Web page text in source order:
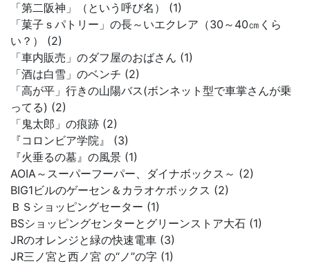
「第二阪神」（という呼び名） (1)
「菓子ｓパトリー」の長～いエクレア（30～40㎝くら
い？） (2)
「車内販売」のダフ屋のおばさん (1)
「酒は白雪」のベンチ (2)
「高が平」行きの山陽バス(ボンネット型で車掌さんが乗
ってる) (2)
「鬼太郎」の痕跡 (2)
『コロンビア学院』 (3)
『火垂るの墓』の風景 (1)
AOIA～スーパーフーパー、ダイナボックス～ (2)
BIG1ビルのゲーセン＆カラオケボックス (2)
ＢＳショッピングセーター (1)
BSショッピングセンターとグリーンストア大石 (1)
JRのオレンジと緑の快速電車 (3)
JR三ノ宮と西ノ宮 の“ノ”の字 (1)